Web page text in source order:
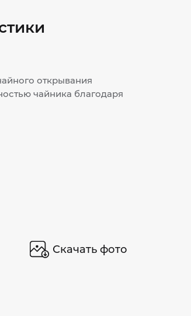
открывания
чайника благодаря
Скачать фото